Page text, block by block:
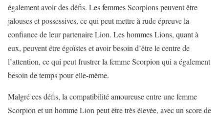
également avoir des défis. Les femmes Scorpions peuvent être
jalouses et possessives, ce qui peut mettre à rude épreuve la
confiance de leur partenaire Lion. Les hommes Lions, quant à
eux, peuvent être égoïstes et avoir besoin d’être le centre de
l’attention, ce qui peut frustrer la femme Scorpion qui a également
besoin de temps pour elle-même.
Malgré ces défis, la compatibilité amoureuse entre une femme
Scorpion et un homme Lion peut être très élevée, avec un score de